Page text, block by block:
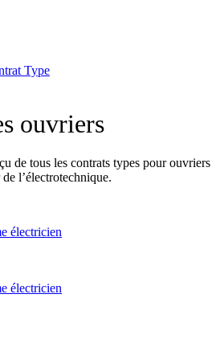
Type
ouvriers
de tous les contrats types pour ouvriers
l’électrotechnique.
électricien
électricien